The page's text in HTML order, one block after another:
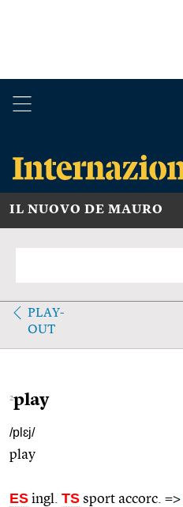
IL NUOVO DE MAURO
PLAY-
OUT
2play
/plɛj/
play
ES ingl. TS sport accorc. =>